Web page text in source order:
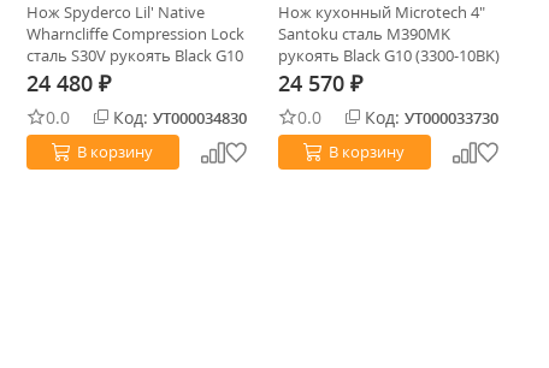
Нож Spyderco Lil' Native
Wharncliffe Compression Lock
сталь S30V рукоять Black G10
(C230GPWC)
24 480 ₽
0.0 Код: УТ000034830
В корзину
Нож кухонный Microtech 4"
Santoku сталь M390MK
рукоять Black G10 (3300-10BK)
24 570 ₽
0.0 Код: УТ000033730
В корзину